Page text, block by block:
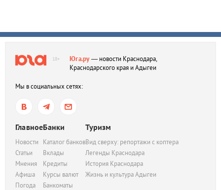
18+ Юга.ру— новости Краснодара,
Краснодарского края и Адыгеи
Мы в социальных сетях:
Главное
Новости
Статьи
Мнения
Афиша
Погода
Банки
Каталог банков
Вклады
Кредиты
Курсы валют
Банкоматы
Туризм
Вид сверху: репортажи с коптера
Легенды Краснодара
История Краснодара
Жизнь и культура Адыгеи